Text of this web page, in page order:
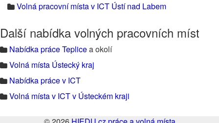
Volná pracovní místa v ICT Ústí nad Labem
Další nabídka volných pracovních míst
Nabídka práce Teplicea okolí
Volná místa Ústecký kraj
Nabídka práce v ICT
Volná místa v ICT v Ústeckém kraji